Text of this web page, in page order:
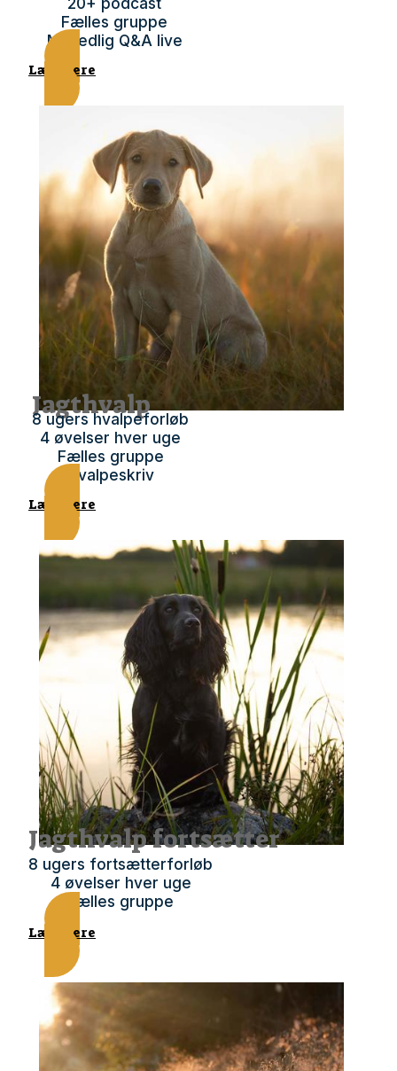
Fælles gruppe
Månedlig Q&A live
Læs mere
Jagthvalp
8 ugers hvalpeforløb
4 øvelser hver uge
Fælles gruppe
Hvalpeskriv
Læs mere
Jagthvalp fortsætter
8 ugers fortsætterforløb
4 øvelser hver uge
Fælles gruppe
Læs mere